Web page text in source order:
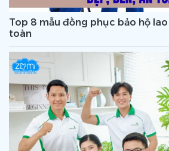
Top 8 mẫu đồng phục bảo hộ
toàn